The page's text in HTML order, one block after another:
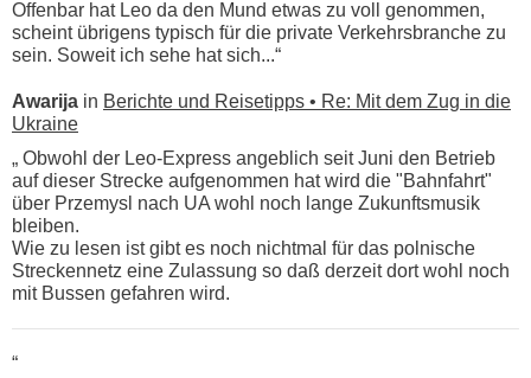
Offenbar hat Leo da den Mund etwas zu voll genommen,
scheint übrigens typisch für die private Verkehrsbranche zu
sein. Soweit ich sehe hat sich...“
Awarija in Berichte und Reisetipps • Re: Mit dem Zug in die
Ukraine
„ Obwohl der Leo-Express angeblich seit Juni den Betrieb
auf dieser Strecke aufgenommen hat wird die "Bahnfahrt"
über Przemysl nach UA wohl noch lange Zukunftsmusik
bleiben.
Wie zu lesen ist gibt es noch nichtmal für das polnische
Streckennetz eine Zulassung so daß derzeit dort wohl noch
mit Bussen gefahren wird.
“